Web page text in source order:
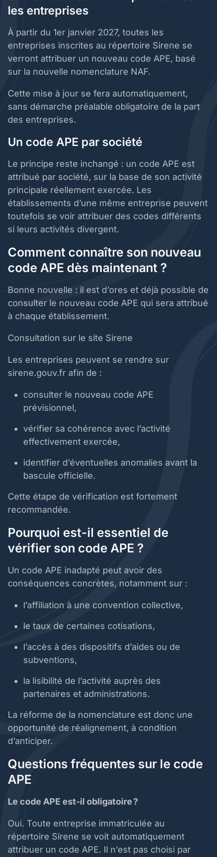
les entreprises
À partir du 1er janvier 2027, toutes les
entreprises inscrites au répertoire Sirene se
verront attribuer un nouveau code APE, basé
sur la nouvelle nomenclature NAF.
Cette mise à jour se fera automatiquement,
sans démarche préalable obligatoire de la part
des entreprises.
Un code APE par société
Le principe reste inchangé : un code APE est
attribué par société, sur la base de son activité
principale réellement exercée. Les
établissements d’une même entreprise peuvent
toutefois se voir attribuer des codes différents
si leurs activités divergent.
Comment connaître son nouveau
code APE dès maintenant ?
Bonne nouvelle : il est d’ores et déjà possible de
consulter le nouveau code APE qui sera attribué
à chaque établissement.
Consultation sur le site Sirene
Les entreprises peuvent se rendre sur
sirene.gouv.fr afin de :
consulter le nouveau code APE
prévisionnel,
vérifier sa cohérence avec l’activité
effectivement exercée,
identifier d’éventuelles anomalies avant la
bascule officielle.
Cette étape de vérification est fortement
recommandée.
Pourquoi est-il essentiel de
vérifier son code APE ?
Un code APE inadapté peut avoir des
conséquences concrètes, notamment sur :
l’affiliation à une convention collective,
le taux de certaines cotisations,
l’accès à des dispositifs d’aides ou de
subventions,
la lisibilité de l’activité auprès des
partenaires et administrations.
La réforme de la nomenclature est donc une
opportunité de réalignement, à condition
d’anticiper.
Questions fréquentes sur le code
APE
Le code APE est-il obligatoire ?
Oui. Toute entreprise immatriculée au
répertoire Sirene se voit automatiquement
attribuer un code APE. Il n’est pas choisi par